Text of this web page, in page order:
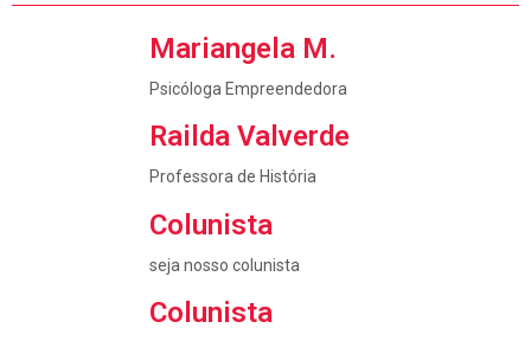
Mariangela M.
Psicóloga Empreendedora
Railda Valverde
Professora de História
Colunista
seja nosso colunista
Colunista